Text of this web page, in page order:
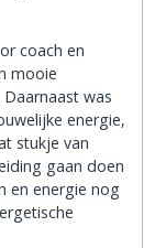
coach en
mooie
was
energie,
stukje van
gaan doen
en energie nog